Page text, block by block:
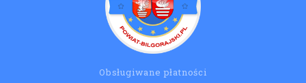
Obsługiwane płatności